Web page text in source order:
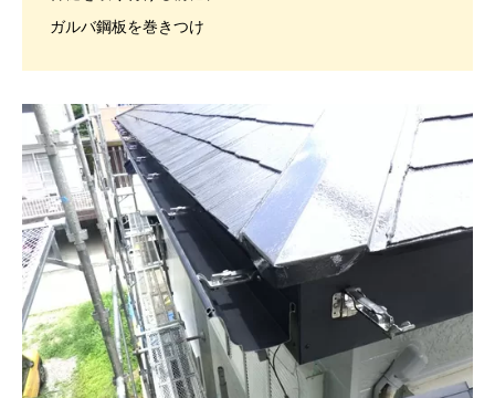
ガルバ鋼板を巻きつけ